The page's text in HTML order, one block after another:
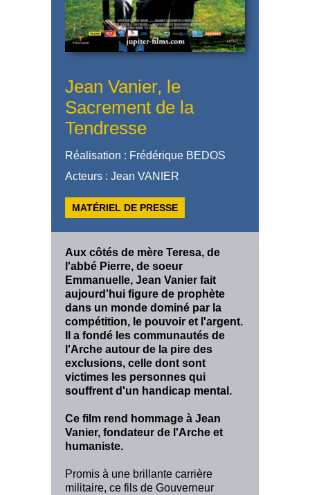
Jean Vanier, le
Sacrement de la
Tendresse
Réalisation : Frédérique BEDOS
Acteurs : Jean VANIER
MATÉRIEL DE PRESSE
Aux côtés de mère Teresa, de
l'abbé Pierre, de soeur
Emmanuelle, Jean Vanier fait
aujourd'hui figure de prophète
dans un monde dominé par la
compétition, le pouvoir et l'argent.
Il a fondé les communautés de
l'Arche autour de la pire des
exclusions, celle dont sont
victimes les personnes qui
souffrent d'un handicap mental.
Ce film rend hommage à Jean
Vanier, fondateur de l'Arche et
humaniste.
Promis à une brillante carrière
militaire, ce fils de Gouverneur